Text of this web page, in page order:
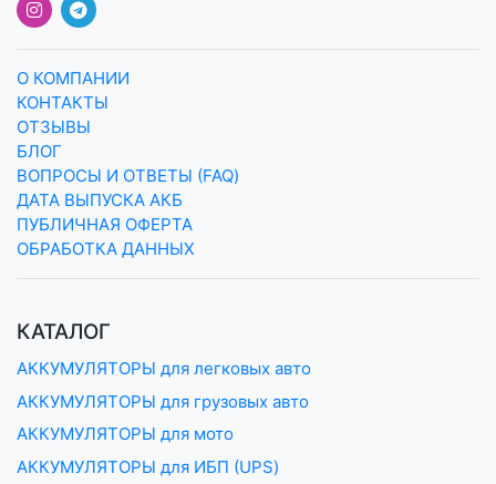
О КОМПАНИИ
КОНТАКТЫ
ОТЗЫВЫ
БЛОГ
ВОПРОСЫ И ОТВЕТЫ (FAQ)
ДАТА ВЫПУСКА АКБ
ПУБЛИЧНАЯ ОФЕРТА
ОБРАБОТКА ДАННЫХ
КАТАЛОГ
АККУМУЛЯТОРЫ для легковых авто
АККУМУЛЯТОРЫ для грузовых авто
АККУМУЛЯТОРЫ для мото
АККУМУЛЯТОРЫ для ИБП (UPS)